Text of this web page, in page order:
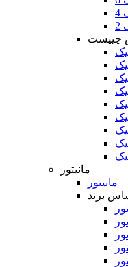
چیپست
مانیتور
مانیتور
برند